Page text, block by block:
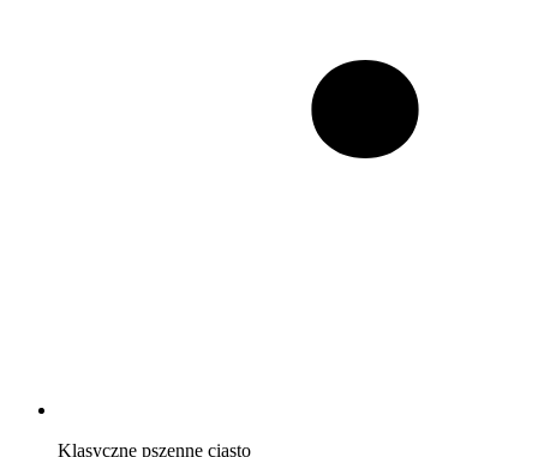
Klasyczne pszenne ciasto